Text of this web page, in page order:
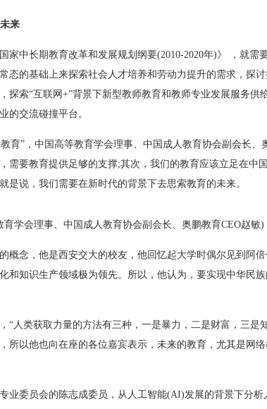
来
家中长期教育改革和发展规划纲要(2010-2020年)》 ，就需
态的基础上来探索社会人才培养和劳动力提升的需求，探
探索“互联网+”背景下新型教师教育和教师专业发展服务供
的交流碰撞平台。
育”，中国高等教育学会理事、中国成人教育协会副会长、
需要教育提供足够的支撑;其次，我们的教育应该立足在中
是说，我们需要在新时代的背景下去思索教育的未来。
育学会理事、中国成人教育协会副会长、奥鹏教育CEO赵敏)
概念，他是西安交大的校友，他回忆起大学时偶尔见到阿
和知识生产领域极为领先。所以，他认为，要实现中华民
“人类获取力量的方法有三种，一是暴力，二是财富，三是
所以他也向在座的各位嘉宾表示，未来的教育，尤其是网
业委员会的陈志成委员，从人工智能(AI)发展的背景下分析